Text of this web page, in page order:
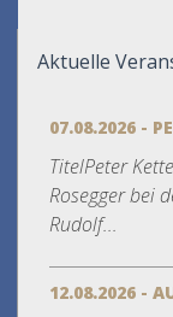
Aktuelle
07.08.2026 -
TitelPeter
Rosegger bei
Rudolf...
12.08.2026 -